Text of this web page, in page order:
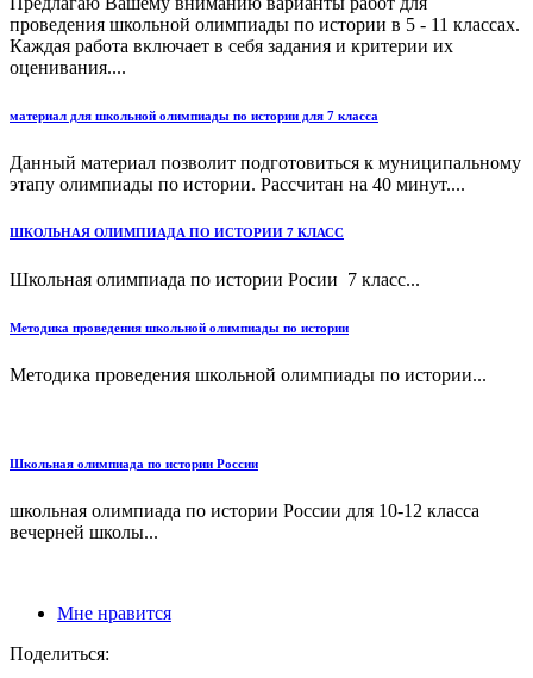
проведения школьной олимпиады по истории в 5 - 11 классах.
Каждая работа включает в себя задания и критерии их
оценивания....
материал для школьной олимпиады по истории для 7 класса
Данный материал позволит подготовиться к муниципальному
этапу олимпиады по истории. Рассчитан на 40 минут....
ШКОЛЬНАЯ ОЛИМПИАДА ПО ИСТОРИИ 7 КЛАСС
Школьная олим­пи­а­да по ис­то­рии Росии 7 класс...
Методика проведения школьной олимпиады по истории
Методика проведения школьной олимпиады по истории...
Школьная олимпиада по истории России
школьная олимпиада по истории России для 10-12 класса
вечерней школы...
Мне нравится
Поделиться: